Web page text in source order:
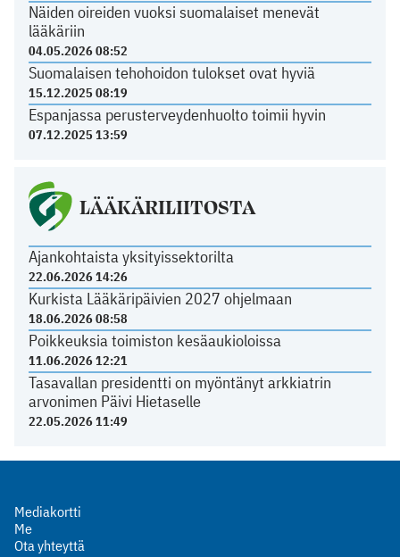
Näiden oireiden vuoksi suomalaiset menevät
lääkäriin
04.05.2026 08:52
Suomalaisen tehohoidon tulokset ovat hyviä
15.12.2025 08:19
Espanjassa perusterveydenhuolto toimii hyvin
07.12.2025 13:59
LÄÄKÄRILIITOSTA
Ajankohtaista yksityissektorilta
22.06.2026 14:26
Kurkista Lääkäripäivien 2027 ohjelmaan
18.06.2026 08:58
Poikkeuksia toimiston kesäaukioloissa
11.06.2026 12:21
Tasavallan presidentti on myöntänyt arkkiatrin
arvonimen Päivi Hietaselle
22.05.2026 11:49
Mediakortti
Me
Ota yhteyttä